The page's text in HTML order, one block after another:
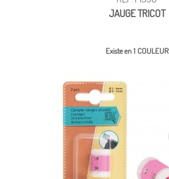
JAUGE TRICOT
Existe en 1 COULEUR